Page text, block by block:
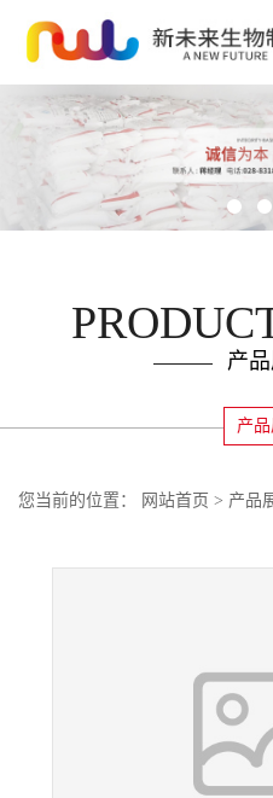
产
产
您当前的位置： 网站首页 > 产品